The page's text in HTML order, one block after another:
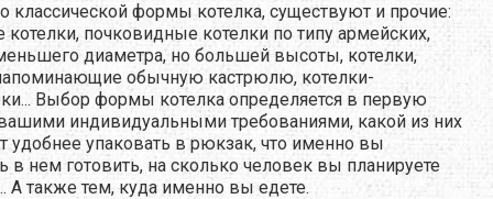
классической формы котелка, существуют и прочие:
котелки, почковидные котелки по типу армейских,
диаметра, но большей высоты, котелки,
обычную кастрюлю, котелки-
Выбор формы котелка определяется в первую
индивидуальными требованиями, какой из них
удобнее упаковать в рюкзак, что именно вы
в нем готовить, на сколько человек вы планируете
А также тем, куда именно вы едете.